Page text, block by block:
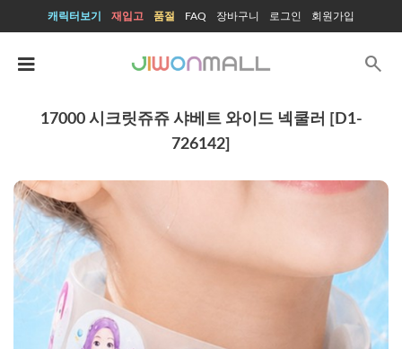
캐릭터보기 재입고 품절 FAQ 장바구니 로그인 회원가입
search
17000 시크릿쥬쥬 샤베트 와이드 넥쿨러 [D1-
726142]